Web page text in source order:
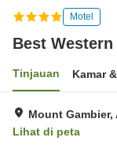
Motel
Best Western
Tinjauan Kamar
Mount
Lihat di peta